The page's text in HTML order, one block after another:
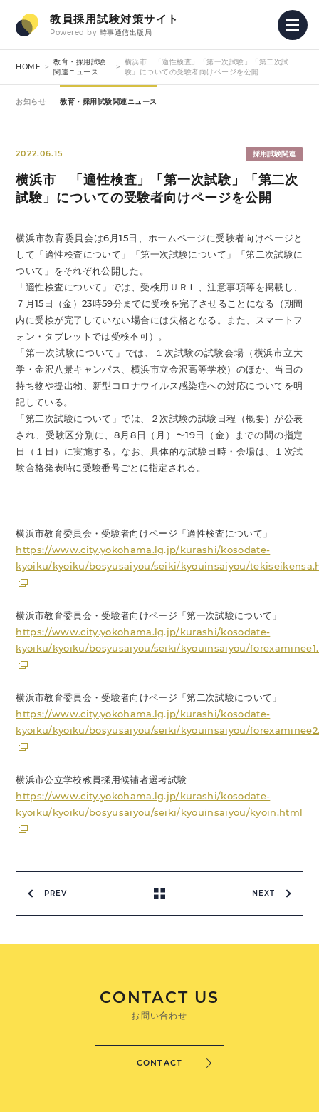
教員採用試験対策サイト
Powered by 時事通信出版局
HOME
教育・採用試験
関連ニュース
横浜市 「適性検査」「第一次試験」「第二次試
験」についての受験者向けページを公開
お知らせ 教育・採用試験関連ニュース
2022.06.15 採用試験関連
横浜市 「適性検査」「第一次試験」「第二次
試験」についての受験者向けページを公開
横浜市教育委員会は6月15日、ホームページに受験者向けページと
して「適性検査について」「第一次試験について」「第二次試験に
ついて」をそれぞれ公開した。
「適性検査について」では、受検用ＵＲＬ、注意事項等を掲載し、
７月15日（金）23時59分までに受検を完了させることになる（期間
内に受検が完了していない場合には失格となる。また、スマートフ
ォン・タブレットでは受検不可）。
「第一次試験について」では、１次試験の試験会場（横浜市立大
学・金沢八景キャンパス、横浜市立金沢高等学校）のほか、当日の
持ち物や提出物、新型コロナウイルス感染症への対応についてを明
記している。
「第二次試験について」では、２次試験の試験日程（概要）が公表
され、受験区分別に、8月8日（月）〜19日（金）までの間の指定
日（１日）に実施する。なお、具体的な試験日時・会場は、１次試
験合格発表時に受験番号ごとに指定される。
横浜市教育委員会・受験者向けページ「適性検査について」
https://www.city.yokohama.lg.jp/kurashi/kosodate-
kyoiku/kyoiku/bosyusaiyou/seiki/kyouinsaiyou/
横浜市教育委員会・受験者向けページ「第一次試験について」
https://www.city.yokohama.lg.jp/kurashi/kosodate-
kyoiku/kyoiku/bosyusaiyou/seiki/kyouinsaiyou/
横浜市教育委員会・受験者向けページ「第二次試験について」
https://www.city.yokohama.lg.jp/kurashi/kosodate-
kyoiku/kyoiku/bosyusaiyou/seiki/kyouinsaiyou/
横浜市公立学校教員採用候補者選考試験
https://www.city.yokohama.lg.jp/kurashi/kosodate-
kyoiku/kyoiku/bosyusaiyou/seiki/kyouinsaiyou/kyoin.html
PREV NEXT
CONTACT US
お問い合わせ
CONTACT